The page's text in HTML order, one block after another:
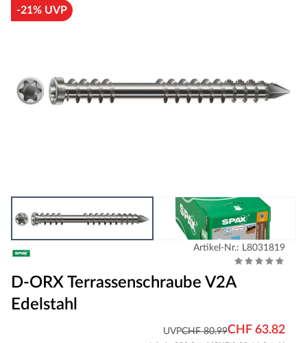
-21% UVP
Artikel-Nr.: L8031819
D-ORX Terrassenschraube V2A
Edelstahl
UVPCHF 80.99CHF 63.82